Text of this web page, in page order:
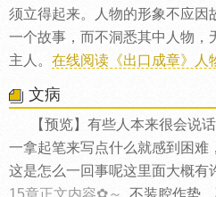
须立得起来。人物的形象不应因
一个故事，而不洞悉其中人物，
主人。 在线阅读《出口成章》人
文病
【预览】有些人本来很会说
一拿起笔来写点什么就感到困难
这是怎么一回事呢这里面大概有